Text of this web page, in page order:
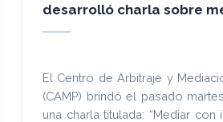
desarrolló charla sobre
negociación
El Centro de Arbitraje y
(CAMP) brindó el pasado
una charla titulada: “Mediar con